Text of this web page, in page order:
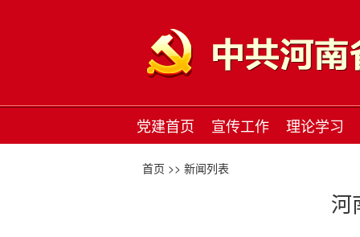
党建首页 宣传工作 理论学习
首页 >> 新闻列表
河